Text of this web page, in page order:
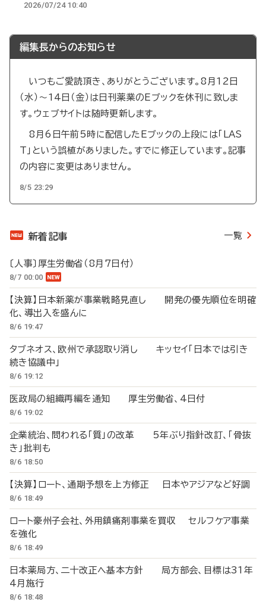
2026/07/24 10:40
編集長からのお知らせ
いつもご愛読頂き、ありがとうございます。8月12日
（水）～14日（金）は日刊薬業のEブックを休刊に致しま
す。ウェブサイトは随時更新します。
8月6日午前5時に配信したEブックの上段には「LAS
T」という誤植がありました。すでに修正しています。記事
の内容に変更はありません。
8/5 23:29
新着記事 一覧
〔人事〕厚生労働省（8月7日付）
8/7 00:00
【決算】日本新薬が事業戦略見直し 開発の優先順位を明確
化、導出入を盛んに
8/6 19:47
タブネオス、欧州で承認取り消し キッセイ「日本では引き
続き協議中」
8/6 19:12
医政局の組織再編を通知 厚生労働省、4日付
8/6 19:02
企業統治、問われる「質」の改革 5年ぶり指針改訂、「骨抜
き」批判も
8/6 18:50
【決算】ロート、通期予想を上方修正 日本やアジアなど好調
8/6 18:49
ロート豪州子会社、外用鎮痛剤事業を買収 セルフケア事業
を強化
8/6 18:49
日本薬局方、二十改正へ基本方針 局方部会、目標は31年
4月施行
8/6 18:48